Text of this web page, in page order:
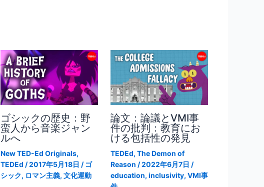
ゴシックの歴史：野
蛮人から音楽ジャン
ルへ
New TED-Ed Originals,
TEDEd /2017年5月18日 / ゴ
シック, ロマン主義, 文化運動
論文：論議とVMI事
件の批判：教育にお
ける包括性の発見
TEDEd, The Demon of
Reason /2022年6月7日 /
education, inclusivity, VMI事